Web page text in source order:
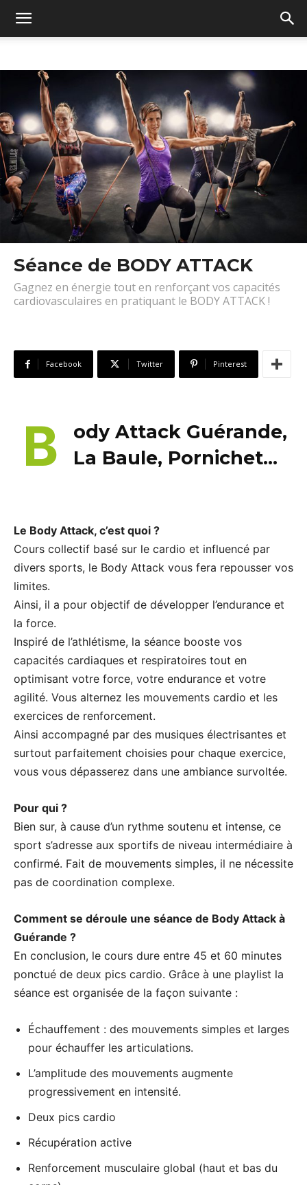
Séance de BODY ATTACK
Gagnez en énergie tout en renforçant vos capacités
cardiovasculaires en pratiquant le BODY ATTACK !
Facebook Twitter Pinterest
B
ody Attack Guérande,
La Baule, Pornichet…
Le Body Attack, c’est quoi ?
Cours collectif basé sur le cardio et influencé par
divers sports, le Body Attack vous fera repousser vos
limites.
Ainsi, il a pour objectif de développer l’endurance et
la force.
Inspiré de l’athlétisme, la séance booste vos
capacités cardiaques et respiratoires tout en
optimisant votre force, votre endurance et votre
agilité. Vous alternez les mouvements cardio et les
exercices de renforcement.
Ainsi accompagné par des musiques électrisantes et
surtout parfaitement choisies pour chaque exercice,
vous vous dépasserez dans une ambiance survoltée.
Pour qui ?
Bien sur, à cause d’un rythme soutenu et intense, ce
sport s’adresse aux sportifs de niveau intermédiaire à
confirmé. Fait de mouvements simples, il ne nécessite
pas de coordination complexe.
Comment se déroule une séance de Body Attack à
Guérande ?
En conclusion, le cours dure entre 45 et 60 minutes
ponctué de deux pics cardio. Grâce à une playlist la
séance est organisée de la façon suivante :
Échauffement : des mouvements simples et larges
pour échauffer les articulations.
L’amplitude des mouvements augmente
progressivement en intensité.
Deux pics cardio
Récupération active
Renforcement musculaire global (haut et bas du